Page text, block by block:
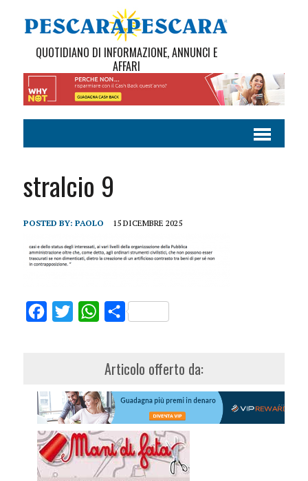
QUOTIDIANO DI INFORMAZIONE, ANNUNCI E
AFFARI
stralcio 9
POSTED BY: PAOLO 15 DICEMBRE 2025
FacebookTwitterWhatsApp
Share
Articolo offerto da: